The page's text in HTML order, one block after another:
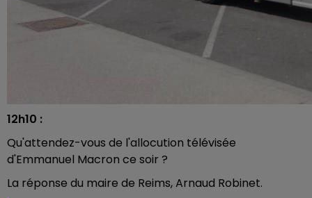
12h10 :
Qu'attendez-vous de l'allocution télévisée
d'Emmanuel Macron ce soir ?
La réponse du maire de Reims, Arnaud Robinet.